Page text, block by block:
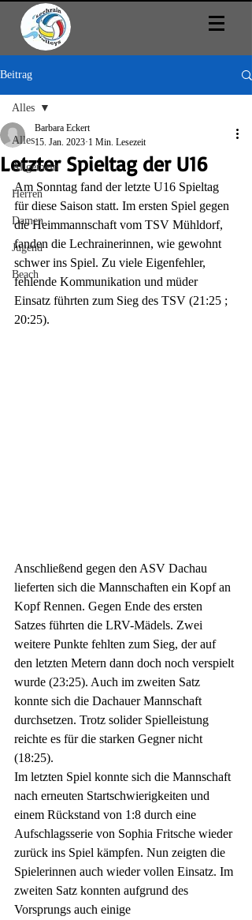
Beitrag
Alles
Allgemein
Herren
Damen
Jugend
Beach
Alles
Letzter Spieltag der U16
Barbara Eckert
15. Jan. 2023 1 Min. Lesezeit
Am Sonntag fand der letzte U16 Spieltag
für diese Saison statt. Im ersten Spiel gegen
die Heimmannschaft vom TSV Mühldorf,
fanden die Lechrainerinnen, wie gewohnt
schwer ins Spiel. Zu viele Eigenfehler,
fehlende Kommunikation und müder
Einsatz führten zum Sieg des TSV (21:25 ;
20:25).
Anschließend gegen den ASV Dachau
lieferten sich die Mannschaften ein Kopf an
Kopf Rennen. Gegen Ende des ersten
Satzes führten die LRV-Mädels. Zwei
weitere Punkte fehlten zum Sieg, der auf
den letzten Metern dann doch noch verspielt
wurde (23:25). Auch im zweiten Satz
konnte sich die Dachauer Mannschaft
durchsetzen. Trotz solider Spielleistung
reichte es für die starken Gegner nicht
(18:25).
Im letzten Spiel konnte sich die Mannschaft
nach erneuten Startschwierigkeiten und
einem Rückstand von 1:8 durch eine
Aufschlagsserie von Sophia Fritsche wieder
zurück ins Spiel kämpfen. Nun zeigten die
Spielerinnen auch wieder vollen Einsatz. Im
zweiten Satz konnten aufgrund des
Vorsprungs auch einige